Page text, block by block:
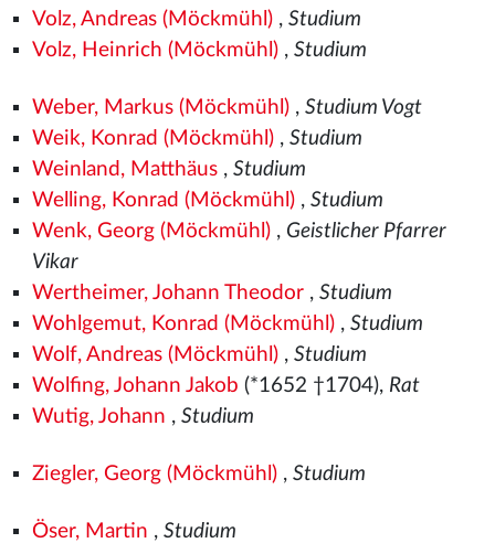
Volz, Andreas (Möckmühl), Studium
Volz, Heinrich (Möckmühl), Studium
Weber, Markus (Möckmühl), Studium Vogt
Weik, Konrad (Möckmühl), Studium
Weinland, Matthäus, Studium
Welling, Konrad (Möckmühl), Studium
Wenk, Georg (Möckmühl), Geistlicher Pfarrer
Vikar
Wertheimer, Johann Theodor, Studium
Wohlgemut, Konrad (Möckmühl), Studium
Wolf, Andreas (Möckmühl), Studium
Wolfing, Johann Jakob (*1652 †1704), Rat
Wutig, Johann , Studium
Ziegler, Georg (Möckmühl), Studium
Öser, Martin , Studium